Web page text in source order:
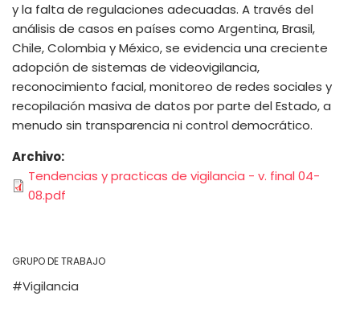
y la falta de regulaciones adecuadas. A través del
análisis de casos en países como Argentina, Brasil,
Chile, Colombia y México, se evidencia una creciente
adopción de sistemas de videovigilancia,
reconocimiento facial, monitoreo de redes sociales y
recopilación masiva de datos por parte del Estado, a
menudo sin transparencia ni control democrático.
Archivo
Tendencias y practicas de vigilancia - v. final 04-
08.pdf
GRUPO DE TRABAJO
Vigilancia